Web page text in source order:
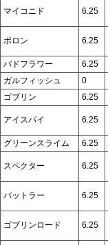
マイコニド 6.25
ポロン 6.25
バドフラワー
6.25
ガルフィッシュ
0
ゴブリン
6.25
アイスパイ 6.25
グリーンスライム 6.25
スペクター 6.25
バットラー 6.25
ゴブリンロード 6.25